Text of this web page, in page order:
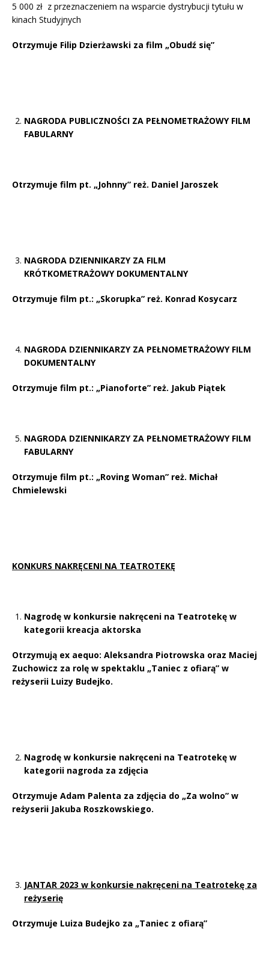
5 000 zł z przeznaczeniem na wsparcie dystrybucji tytułu w
kinach Studyjnych
Otrzymuje Filip Dzierżawski za film „Obudź się”
NAGRODA PUBLICZNOŚCI ZA PEŁNOMETRAŻOWY FILM
FABULARNY
Otrzymuje film pt. „Johnny” reż. Daniel Jaroszek
NAGRODA DZIENNIKARZY ZA FILM
KRÓTKOMETRAŻOWY DOKUMENTALNY
Otrzymuje film pt.: „Skorupka” reż. Konrad Kosycarz
NAGRODA DZIENNIKARZY ZA PEŁNOMETRAŻOWY FILM
DOKUMENTALNY
Otrzymuje film pt.: „Pianoforte” reż. Jakub Piątek
NAGRODA DZIENNIKARZY ZA PEŁNOMETRAŻOWY FILM
FABULARNY
Otrzymuje film pt.: „Roving Woman” reż. Michał
Chmielewski
KONKURS NAKRĘCENI NA TEATROTEKĘ
Nagrodę w konkursie nakręceni na Teatrotekę w
kategorii kreacja aktorska
Otrzymują ex aequo: Aleksandra Piotrowska oraz Maciej
Zuchowicz za rolę w spektaklu „Taniec z ofiarą” w
reżyserii Luizy Budejko.
Nagrodę w konkursie nakręceni na Teatrotekę w
kategorii nagroda za zdjęcia
Otrzymuje Adam Palenta za zdjęcia do „Za wolno” w
reżyserii Jakuba Roszkowskiego.
JANTAR 2023 w konkursie nakręceni na Teatrotekę za
reżyserię
Otrzymuje Luiza Budejko za „Taniec z ofiarą”